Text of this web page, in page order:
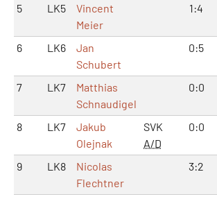
5 LK5
Vincent
Meier
1:4
6 LK6
Jan
Schubert
0:5
7 LK7
Matthias
Schnaudigel
0:0
8 LK7
Jakub
Olejnak
SVK
A/D
0:0
9 LK8
Nicolas
Flechtner
3:2